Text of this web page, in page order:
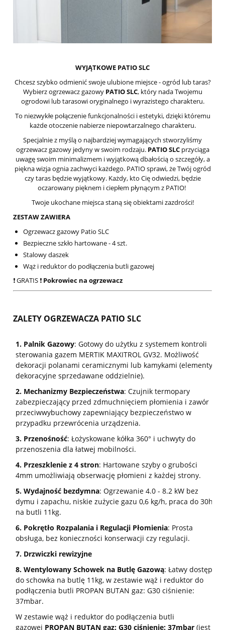
WYJĄTKOWE PATIO SLC
Chcesz szybko odmienić swoje ulubione miejsce - ogród lub taras?
Wybierz ogrzewacz gazowy PATIO SLC, który nada Twojemu
ogrodowi lub tarasowi oryginalnego i wyrazistego charakteru.
To niezwykłe połączenie funkcjonalności i estetyki, dzięki któremu
każde otoczenie nabierze niepowtarzalnego charakteru.
Specjalnie z myślą o najbardziej wymagających stworzyliśmy
ogrzewacz gazowy jedyny w swoim rodzaju. PATIO SLCprzyciąga
uwagę swoim minimalizmem i wyjątkową dbałością o szczegóły, a
piękna wizja ognia zachwyci każdego. PATIO sprawi, że Twój ogród
czy taras będzie wyjątkowy. Każdy, kto Cię odwiedzi, będzie
oczarowany pięknem i ciepłem płynącym z PATIO!
Twoje ukochane miejsca staną się obiektami zazdrości!
ZESTAW ZAWIERA
Ogrzewacz gazowy Patio SLC
Bezpieczne szkło hartowane - 4 szt.
Stalowy daszek
Wąż i reduktor do podłączenia butli gazowej
❗️ GRATIS ❗️ Pokrowiec na ogrzewacz
ZALETY OGRZEWACZA PATIO SLC
1. Palnik Gazowy: Gotowy do użytku z systemem kontroli
sterowania gazem MERTIK MAXITROL GV32. Możliwość
dekoracji polanami ceramicznymi lub kamykami (elementy
dekoracyjne sprzedawane oddzielnie).
2. Mechanizmy Bezpieczeństwa: Czujnik termopary
zabezpieczający przed zdmuchnięciem płomienia i zawór
przeciwwybuchowy zapewniający bezpieczeństwo w
przypadku przewrócenia urządzenia.
3. Przenośność: Łożyskowane kółka 360° i uchwyty do
przenoszenia dla łatwej mobilności.
4. Przeszklenie z 4 stron: Hartowane szyby o grubości
4mm umożliwiają obserwację płomieni z każdej strony.
5. Wydajność bezdymna: Ogrzewanie 4.0 - 8.2 kW bez
dymu i zapachu, niskie zużycie gazu 0,6 kg/h, praca do 30h
na butli 11kg.
6. Pokrętło Rozpalania i Regulacji Płomienia: Prosta
obsługa, bez konieczności konserwacji czy regulacji.
7. Drzwiczki rewizyjne
8. Wentylowany Schowek na Butlę Gazową: Łatwy dostęp
do schowka na butlę 11kg, w zestawie wąż i reduktor do
podłączenia butli PROPAN BUTAN gaz: G30 ciśnienie:
37mbar.
W zestawie wąż i reduktor do podłączenia butli
gazowej PROPAN BUTAN gaz: G30 ciśnienie: 37mbar (jest